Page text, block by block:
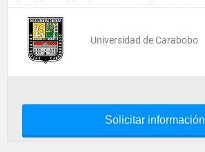
Universidad de Carabobo
Solicitar información